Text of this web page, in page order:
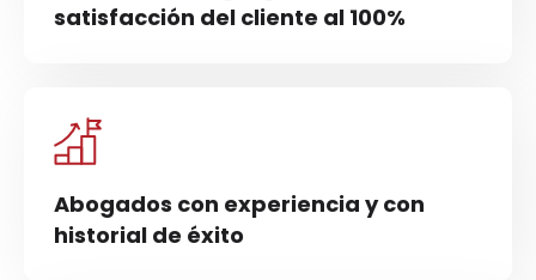
satisfacción del cliente al 100%
Abogados con experiencia y con
historial de éxito